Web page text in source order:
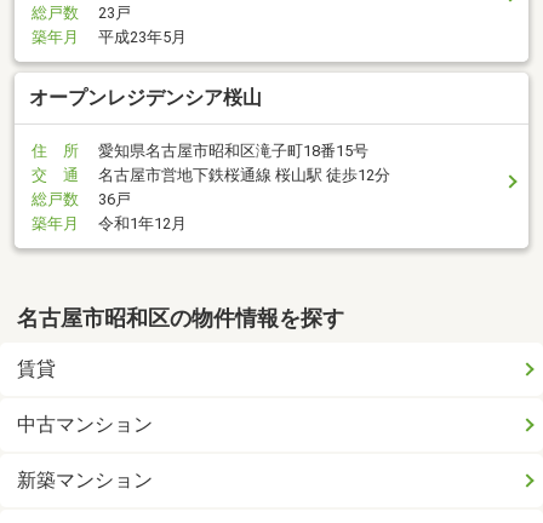
総戸数
23戸
築年月
平成23年5月
オープンレジデンシア桜山
住 所
愛知県名古屋市昭和区滝子町18番15号
交 通
名古屋市営地下鉄桜通線 桜山駅 徒歩12分
総戸数
36戸
築年月
令和1年12月
名古屋市昭和区の物件情報を探す
賃貸
中古マンション
新築マンション